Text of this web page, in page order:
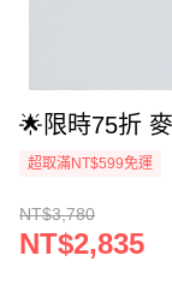
🌟限時75折
超取滿NT$599免運
NT$3,780
NT$2,835